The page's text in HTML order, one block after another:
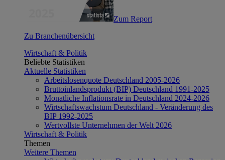
Zum Report
Zu Branchenübersicht
Wirtschaft & Politik
Beliebte Statistiken
Aktuelle Statistiken
Arbeitslosenquote Deutschland 2005-2026
Bruttoinlandsprodukt (BIP) Deutschland 1991-2025
Monatliche Inflationsrate in Deutschland 2024-2026
Wirtschaftswachstum Deutschland - Veränderung des
BIP 1992-2025
Wertvollste Unternehmen der Welt 2026
Wirtschaft & Politik
Themen
Weitere Themen